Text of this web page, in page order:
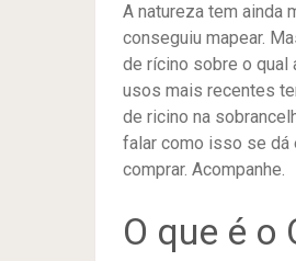
A natureza tem ainda
conseguiu mapear.
de rícino sobre o qual
usos mais recentes
de ricino na
falar como isso se dá
comprar. Acompanhe.
O que é o